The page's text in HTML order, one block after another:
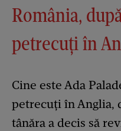
România,
petrecuți în
Cine este Ada
petrecuți în Anglia,
tânăra a decis să